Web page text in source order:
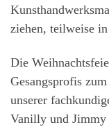
ziehen, teilweise
Die
Gesangsprofis
unserer
Vanilly und Jimmy